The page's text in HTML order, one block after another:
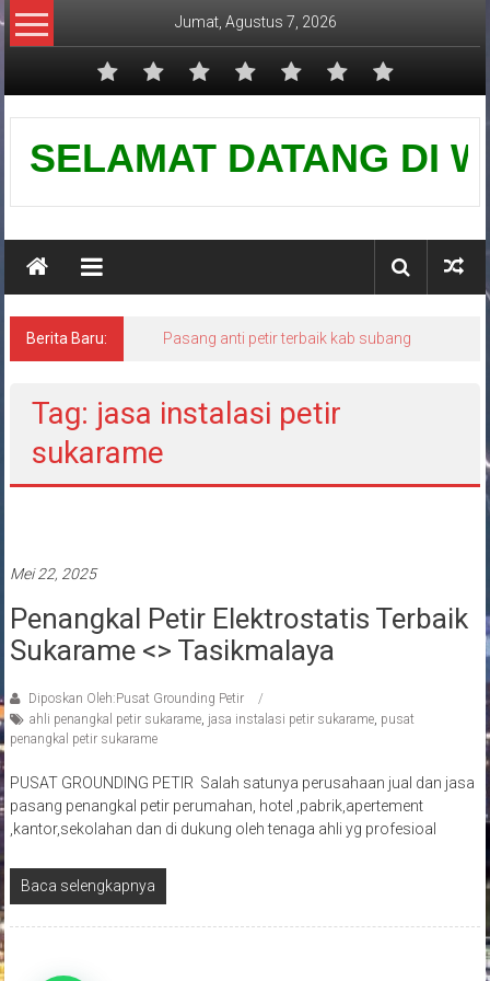
Lompat
ke
Jumat, Agustus 7, 2026
Pusat
Grounding
SELAMAT DATANG DI
Berita Baru: Pasang anti petir terbaik kab subang
Tag: jasa instalasi petir
sukarame
Mei 22, 2025
Penangkal Petir Elektrostatis Terbaik
Sukarame <> Tasikmalaya
Diposkan Oleh:Pusat Grounding Petir
ahli penangkal petir sukarame, jasa instalasi petir sukarame, pusat
penangkal petir sukarame
PUSAT GROUNDING PETIR Salah satunya perusahaan jual dan jasa
pasang penangkal petir perumahan, hotel ,pabrik,apertement
,kantor,sekolahan dan di dukung oleh tenaga ahli yg profesioal
Baca selengkapnya